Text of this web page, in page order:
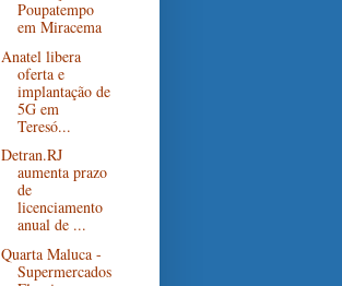
Poupatempo
em Miracema
Anatel libera
oferta e
implantação de
5G em
Teresó...
Detran.RJ
aumenta prazo
de
licenciamento
anual de ...
Quarta Maluca -
Supermercados